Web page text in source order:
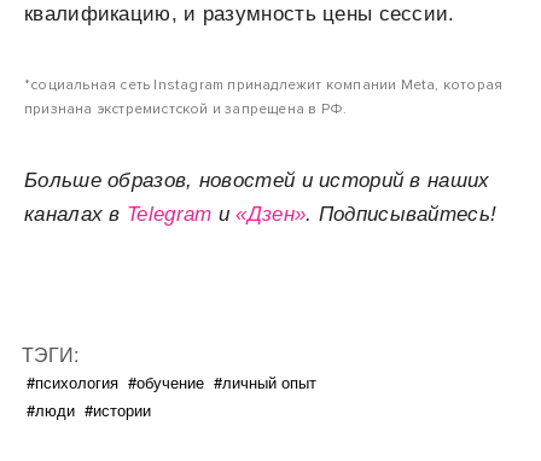
квалификацию, и разумность цены сессии.
*социальная сеть Instagram принадлежит компании Meta, которая
признана экстремистской и запрещена в РФ.
Больше образов, новостей и историй в наших
каналах в Telegram и«Дзен». Подписывайтесь!
ТЭГИ:
#психология #обучение #личный опыт
#люди #истории